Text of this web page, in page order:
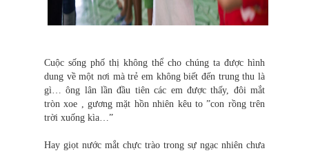
Cuộc sống phố thị không thể cho chúng ta được hình
dung về một nơi mà trẻ em không biết đến trung thu là
gì… ông lân lần đầu tiên các em được thấy, đôi mắt
tròn xoe , gương mặt hồn nhiên kêu to ”con rồng trên
trời xuống kìa…”
Hay giọt nước mắt chực trào trong sự ngạc nhiên chưa